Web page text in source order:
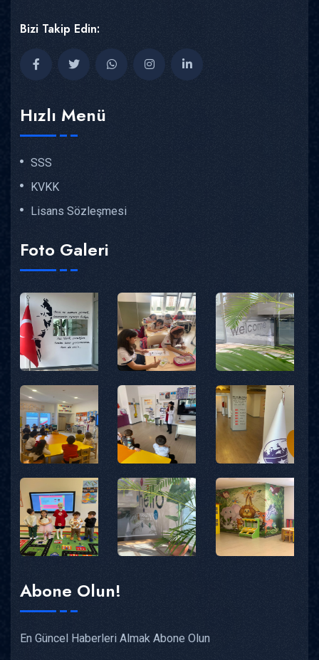
Bizi Takip Edin:
Hızlı Menü
SSS
KVKK
Lisans Sözleşmesi
Foto Galeri
Abone Olun!
En Güncel Haberleri Almak Abone Olun